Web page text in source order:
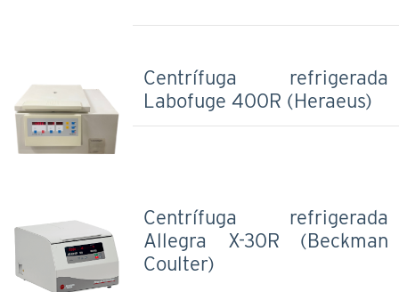
Centrífuga refrigerada
Labofuge 400R (Heraeus)
Centrífuga refrigerada
Allegra X-30R (Beckman
Coulter)